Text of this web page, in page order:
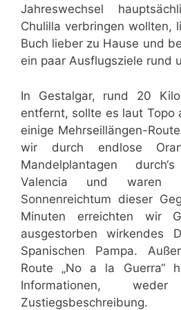
Jahreswechsel
Chulilla verbringen wollten,
Buch lieber zu Hause und
ein paar Ausflugsziele rund
In Gestalgar, rund 20
entfernt, sollte es laut Topo
einige Mehrseillängen-
wir durch endlose
Mandelplantagen
Valencia und waren
Sonnenreichtum dieser
Minuten erreichten wir
ausgestorben wirkendes
Spanischen Pampa.
Route „No a la Guerra“
Informationen,